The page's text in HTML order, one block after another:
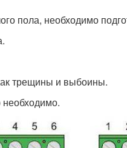
пола, необходимо
трещины и выбоины.
необходимо.